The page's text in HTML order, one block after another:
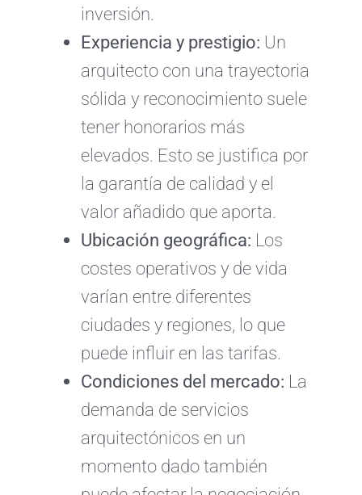
inversión.
Experiencia y prestigio: Un
arquitecto con una trayectoria
sólida y reconocimiento suele
tener honorarios más
elevados. Esto se justifica por
la garantía de calidad y el
valor añadido que aporta.
Ubicación geográfica: Los
costes operativos y de vida
varían entre diferentes
ciudades y regiones, lo que
puede influir en las tarifas.
Condiciones del mercado: La
demanda de servicios
arquitectónicos en un
momento dado también